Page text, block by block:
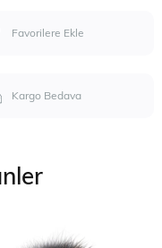
Favorilere Ekle
Kargo Bedava